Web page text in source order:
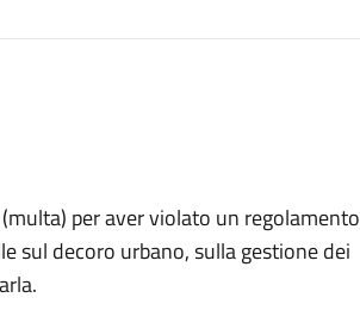
per aver violato un regolamento
sul decoro urbano, sulla gestione dei